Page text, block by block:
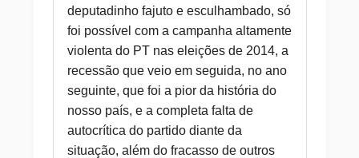
deputadinho fajuto e esculhambado, só
foi possível com a campanha altamente
violenta do PT nas eleições de 2014, a
recessão que veio em seguida, no ano
seguinte, que foi a pior da história do
nosso país, e a completa falta de
autocrítica do partido diante da
situação, além do fracasso de outros